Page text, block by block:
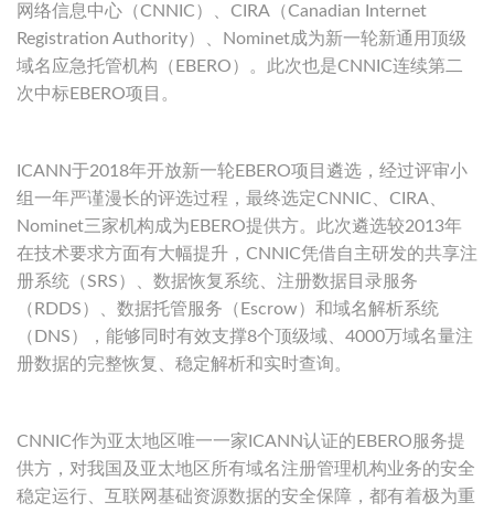
网络信息中心（CNNIC）、CIRA（Canadian Internet
Registration Authority）、Nominet成为新一轮新通用顶级
域名应急托管机构（EBERO）。此次也是CNNIC连续第二
次中标EBERO项目。
ICANN于2018年开放新一轮EBERO项目遴选，经过评审小
组一年严谨漫长的评选过程，最终选定CNNIC、CIRA、
Nominet三家机构成为EBERO提供方。此次遴选较2013年
在技术要求方面有大幅提升，CNNIC凭借自主研发的共享注
册系统（SRS）、数据恢复系统、注册数据目录服务
（RDDS）、数据托管服务（Escrow）和域名解析系统
（DNS），能够同时有效支撑8个顶级域、4000万域名量注
册数据的完整恢复、稳定解析和实时查询。
CNNIC作为亚太地区唯一一家ICANN认证的EBERO服务提
供方，对我国及亚太地区所有域名注册管理机构业务的安全
稳定运行、互联网基础资源数据的安全保障，都有着极为重